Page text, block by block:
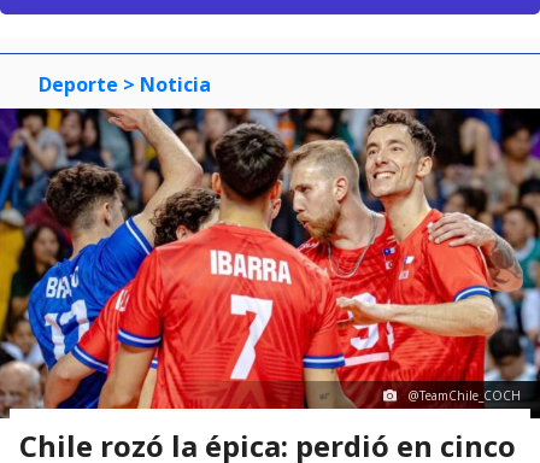
Deporte > Noticia
@TeamChile_COCH
Chile rozó la épica: perdió en cinco